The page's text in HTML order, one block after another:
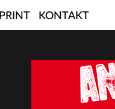
PRINT KONTAKT